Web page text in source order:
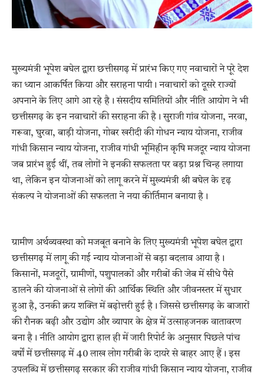
मुख्यमंत्री भूपेश बघेल द्वारा छत्तीसगढ़ में प्रारंभ किए गए नवाचारों ने पूरे देश
का ध्यान आकर्षित किया और सराहना पायी। नवाचारों को दूसरे राज्यों
अपनाने के लिए आगे आ रहे है। संसदीय समितियों और नीति आयोग ने भी
छत्तीसगढ़ के इन नवाचारों की सराहना की है। सुराजी गांव योजना, नरवा,
गरूवा, घुरवा, बाड़ी योजना, गोबर खरीदी की गोधन न्याय योजना, राजीव
गांधी किसान न्याय योजना, राजीव गांधी भूमिहीन कृषि मजदूर न्याय योजना
जब प्रारंभ हुई थीं, तब लोगों ने इनकी सफलता पर बड़ा प्रश्न चिन्ह लगाया
था, लेकिन इन योजनाओं को लागू करने में मुख्यमंत्री श्री बघेल के दृढ़
संकल्प ने योजनाओं की सफलता ने नया कीर्तिमान बनाया है।
ग्रामीण अर्थव्यवस्था को मजबूत बनाने के लिए मुख्यमंत्री भूपेश बघेल द्वारा
छत्तीसगढ़ में लागू की गई न्याय योजनाओं से बड़ा बदलाव आया है।
किसानों, मजदूरों, ग्रामीणों, पशुपालकों और गरीबों की जेब में सीधे पैसे
डालने की योजनाओं से लोगों की आर्थिक स्थिति और जीवनस्तर में सुधार
हुआ है, उनकी क्रय शक्ति में बढ़ोत्तरी हुई है। जिससे छत्तीसगढ़ के बाजारों
की रौनक बढ़ी और उद्योग और व्यापार के क्षेत्र में उत्साहजनक वातावरण
बना है। नीति आयोग द्वारा हाल ही में जारी रिपोर्ट के अनुसार पिछले पांच
वर्षों में छत्तीसगढ़ में 40 लाख लोग गरीबी के दायरे से बाहर आए हैं। इस
उपलब्धि में छत्तीसगढ़ सरकार की राजीव गांधी किसान न्याय योजना, राजीव